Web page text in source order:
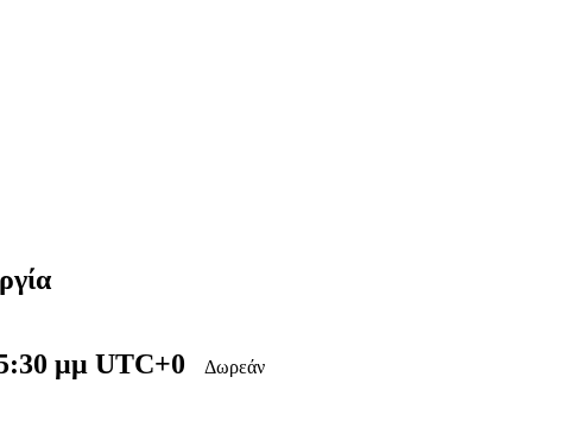
μμ UTC+0 Δωρεάν